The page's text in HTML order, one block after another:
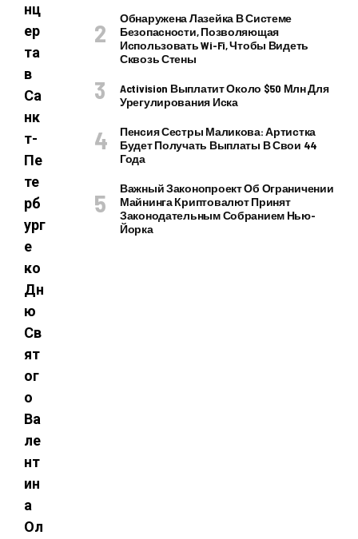
нц
ер
та
в
Са
нк
т-
Пе
те
рб
ург
е
ко
Дн
ю
Св
ят
ог
о
Ва
ле
нт
ин
а
Ол
Обнаружена Лазейка В Системе
Безопасности, Позволяющая
Использовать Wi-Fi, Чтобы Видеть
Сквозь Стены
Activision Выплатит Около $50 Млн Для
Урегулирования Иска
Пенсия Сестры Маликова: Артистка
Будет Получать Выплаты В Свои 44
Года
Важный Законопроект Об Ограничении
Майнинга Криптовалют Принят
Законодательным Собранием Нью-
Йорка